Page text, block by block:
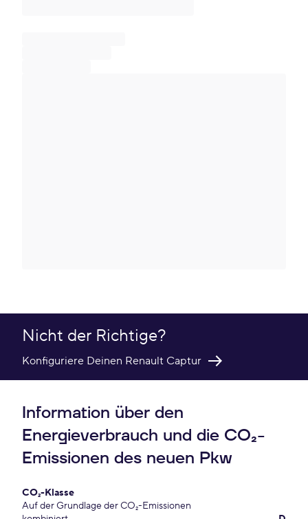
Nicht der Richtige?
Konfiguriere Deinen Renault Captur
Information über den
Energieverbrauch und die CO₂-
Emissionen des neuen Pkw
CO₂-Klasse
Auf der Grundlage der CO₂-Emissionen